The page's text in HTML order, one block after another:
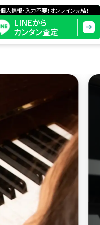
個人情報・入力不要！オンライン完結！
LINEから
カンタン査定